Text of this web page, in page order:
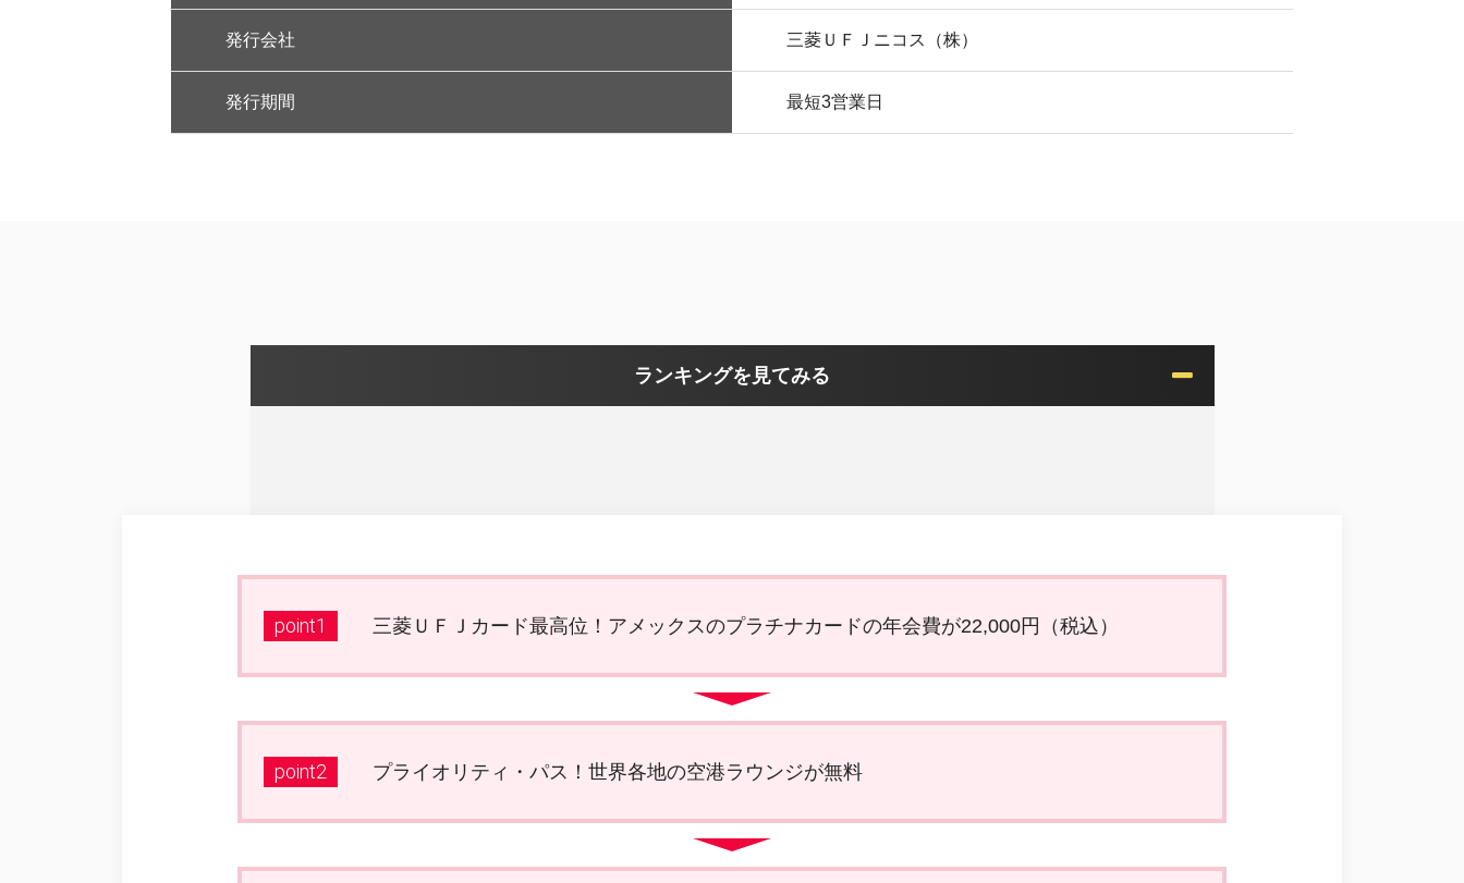
発行会社 三菱ＵＦＪニコス（株）
発行期間 最短3営業日
ランキングを見てみる
point1 三菱ＵＦＪカード最高位！アメックスのプラチナカードの年会費が22,000円（税込）
point2 プライオリティ・パス！世界各地の空港ラウンジが無料